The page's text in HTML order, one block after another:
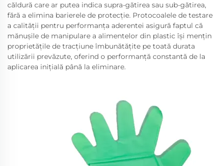
căldură care ar putea indica supra-gătirea sau sub-gătirea,
fără a elimina barierele de protecție. Protocoalele de testare
a calității pentru performanța aderentei asigură faptul că
mănușile de manipulare a alimentelor din plastic își mențin
proprietățile de tracțiune îmbunătățite pe toată durata
utilizării prevăzute, oferind o performanță constantă de la
aplicarea inițială până la eliminare.